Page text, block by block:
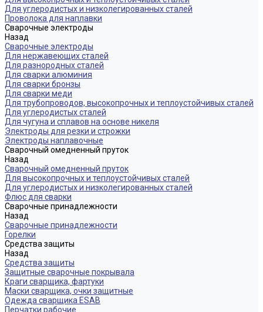
Для углеродистых и низколегированных сталей
Проволока для наплавки
Сварочные электроды
Назад
Сварочные электроды
Для нержавеющих сталей
Для разнородных сталей
Для сварки алюминия
Для сварки бронзы
Для сварки меди
Для трубопроводов, высокопрочных и теплоустойчивых сталей
Для углеродистых сталей
Для чугуна и сплавов на основе никеля
Электроды для резки и строжки
Электроды наплавочные
Сварочный омедненный пруток
Назад
Сварочный омедненный пруток
Для высокопрочных и теплоустойчивых сталей
Для углеродистых и низколегированных сталей
Флюс для сварки
Сварочные принадлежности
Назад
Сварочные принадлежности
Горелки
Средства защиты
Назад
Средства защиты
Защитные сварочные покрывала
Краги сварщика, фартуки
Маски сварщика, очки защитные
Одежда сварщика ESAB
Перчатки рабочие